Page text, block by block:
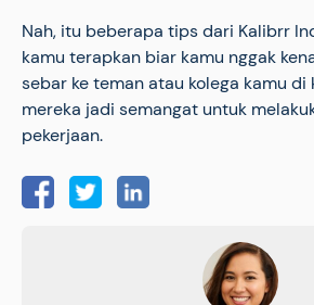
Nah, itu beberapa tips dari Kalibrr
kamu terapkan biar kamu nggak
sebar ke teman atau kolega kamu di
mereka jadi semangat untuk
pekerjaan.